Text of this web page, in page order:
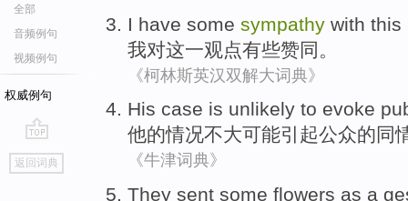
全部
音频例句
视频例句
权威例句
go
top
返回词典
I have some sympathy with this
我对这一观点有些赞同 。
《柯林斯英汉双解大词典》
His case is unlikely to evoke
他的情况不大可能引起公众的同
《牛津词典》
They sent some flowers as a